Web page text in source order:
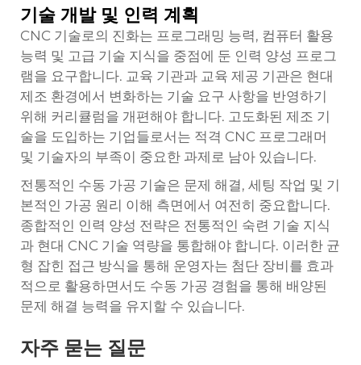
기술 개발 및 인력 계획
CNC 기술로의 진화는 프로그래밍 능력, 컴퓨터 활용
능력 및 고급 기술 지식을 중점에 둔 인력 양성 프로그
램을 요구합니다. 교육 기관과 교육 제공 기관은 현대
제조 환경에서 변화하는 기술 요구 사항을 반영하기
위해 커리큘럼을 개편해야 합니다. 고도화된 제조 기
술을 도입하는 기업들로서는 적격 CNC 프로그래머
및 기술자의 부족이 중요한 과제로 남아 있습니다.
전통적인 수동 가공 기술은 문제 해결, 세팅 작업 및 기
본적인 가공 원리 이해 측면에서 여전히 중요합니다.
종합적인 인력 양성 전략은 전통적인 숙련 기술 지식
과 현대 CNC 기술 역량을 통합해야 합니다. 이러한 균
형 잡힌 접근 방식을 통해 운영자는 첨단 장비를 효과
적으로 활용하면서도 수동 가공 경험을 통해 배양된
문제 해결 능력을 유지할 수 있습니다.
자주 묻는 질문